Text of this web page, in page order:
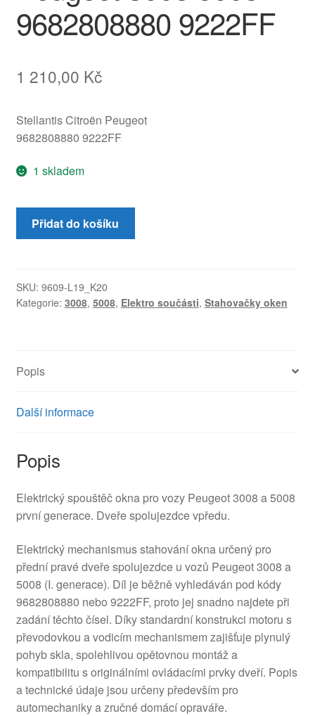
9682808880 9222FF
1 210,00 Kč
Stellantis Citroën Peugeot
9682808880 9222FF
1 skladem
Mechanismus
pravého
Peugeot
3008
množství
Přidat do košíku
SKU: 9609-L19_K20
Kategorie: 3008, 5008, Elektro součásti, Stahovačky oken
Popis
Další informace
Popis
Elektrický spouštěč okna pro vozy Peugeot 3008 a 5008
první generace. Dveře spolujezdce vpředu.
Elektrický mechanismus stahování okna určený pro
přední pravé dveře spolujezdce u vozů Peugeot 3008 a
5008 (I. generace). Díl je běžně vyhledáván pod kódy
9682808880 nebo 9222FF, proto jej snadno najdete při
zadání těchto čísel. Díky standardní konstrukci motoru s
převodovkou a vodicím mechanismem zajišťuje plynulý
pohyb skla, spolehlivou opětovnou montáž a
kompatibilitu s originálními ovládacími prvky dveří. Popis
a technické údaje jsou určeny především pro
automechaniky a zručné domácí opraváře.